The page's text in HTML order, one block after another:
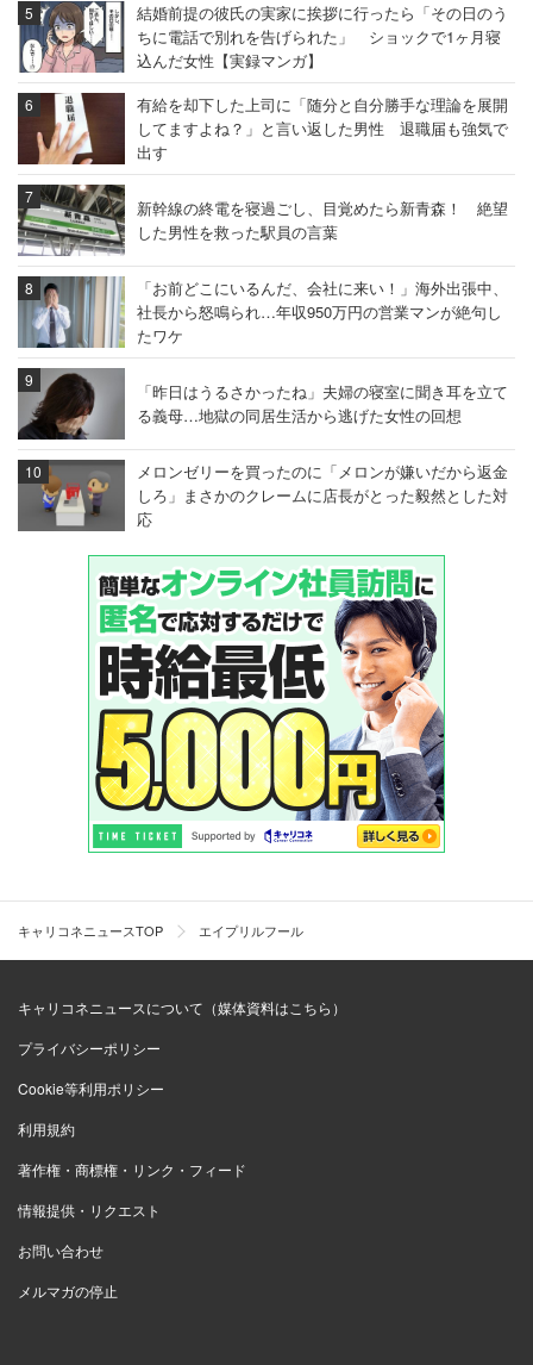
結婚前提の彼氏の実家に挨拶に行ったら「その日のう
ちに電話で別れを告げられた」 ショックで1ヶ月寝
込んだ女性【実録マンガ】
有給を却下した上司に「随分と自分勝手な理論を展開
してますよね？」と言い返した男性 退職届も強気で
出す
新幹線の終電を寝過ごし、目覚めたら新青森！ 絶望
した男性を救った駅員の言葉
「お前どこにいるんだ、会社に来い！」海外出張中、
社長から怒鳴られ…年収950万円の営業マンが絶句し
たワケ
「昨日はうるさかったね」夫婦の寝室に聞き耳を立て
る義母…地獄の同居生活から逃げた女性の回想
メロンゼリーを買ったのに「メロンが嫌いだから返金
しろ」まさかのクレームに店長がとった毅然とした対
応
キャリコネニュースTOP エイプリルフール
キャリコネニュースについて（媒体資料はこちら）
プライバシーポリシー
Cookie等利用ポリシー
利用規約
著作権・商標権・リンク・フィード
情報提供・リクエスト
お問い合わせ
メルマガの停止